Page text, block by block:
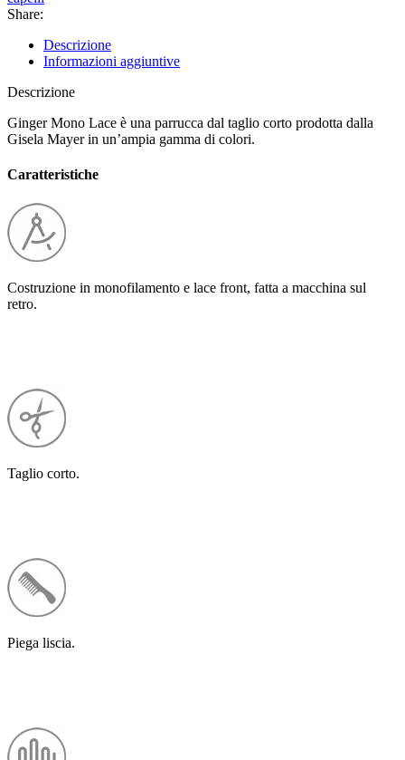
Share:
Descrizione
Informazioni aggiuntive
Descrizione
Ginger Mono Lace è una parrucca dal taglio corto prodotta dalla
Gisela Mayer in un’ampia gamma di colori.
Caratteristiche
Costruzione in monofilamento e lace front, fatta a macchina sul
retro.
Taglio corto.
Piega liscia.